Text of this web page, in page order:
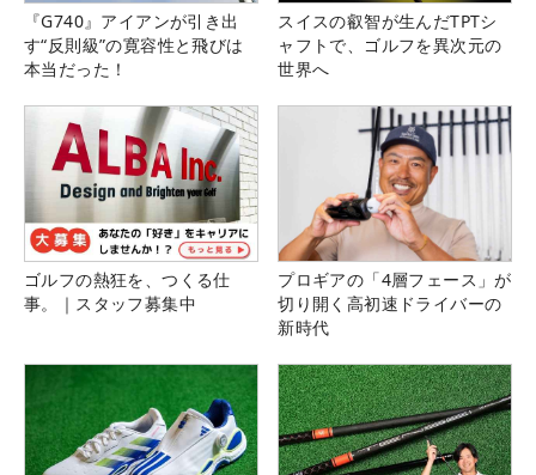
『G740』アイアンが引き出
す“反則級”の寛容性と飛びは
本当だった！
スイスの叡智が生んだTPTシ
ャフトで、ゴルフを異次元の
世界へ
ゴルフの熱狂を、つくる仕
事。｜スタッフ募集中
プロギアの「4層フェース」が
切り開く高初速ドライバーの
新時代